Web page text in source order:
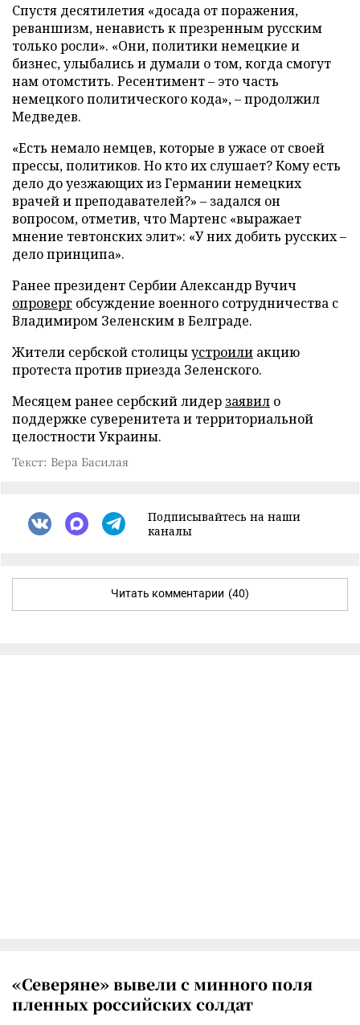
Спустя десятилетия «досада от поражения,
реваншизм, ненависть к презренным русским
только росли». «Они, политики немецкие и
бизнес, улыбались и думали о том, когда смогут
нам отомстить. Ресентимент – это часть
немецкого политического кода», – продолжил
Медведев.
«Есть немало немцев, которые в ужасе от своей
прессы, политиков. Но кто их слушает? Кому есть
дело до уезжающих из Германии немецких
врачей и преподавателей?» – задался он
вопросом, отметив, что Мартенс «выражает
мнение тевтонских элит»: «У них добить русских –
дело принципа».
Ранее президент Сербии Александр Вучич
опроверг обсуждение военного сотрудничества с
Владимиром Зеленским в Белграде.
Жители сербской столицыустроили акцию
протеста против приезда Зеленского.
Месяцем ранее сербский лидер заявил о
поддержке суверенитета и территориальной
целостности Украины.
Текст: Вера Басилая
Подписывайтесь на наши
каналы
Читать комментарии (40)
«Северяне» вывели с минного поля
пленных российских солдат